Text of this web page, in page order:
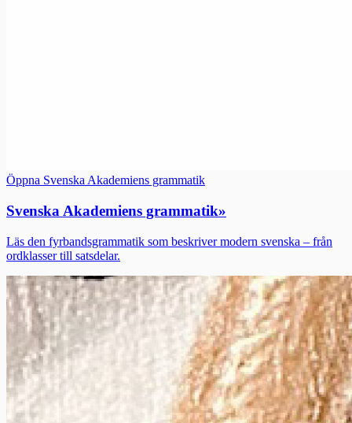
Öppna Svenska Akademiens grammatik
Svenska Akademiens grammatik»
Läs den fyrbandsgrammatik som beskriver modern svenska – från
ordklasser till satsdelar.